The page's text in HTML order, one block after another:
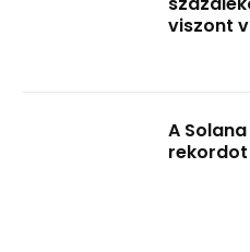
viszont
A